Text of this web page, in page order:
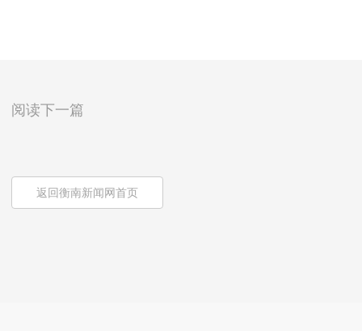
阅读下一篇
返回衡南新闻网首页